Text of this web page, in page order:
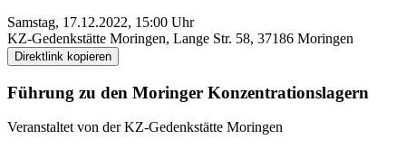
Samstag, 17.12.2022, 15:00 Uhr
KZ-Gedenk­stätte Moringen, Lange Str. 58, 37186 Moringen
Direktlink kopieren
Führung zu den Moringer Konzentrations­lagern
Veranstaltet von der KZ-Gedenk­stätte Moringen